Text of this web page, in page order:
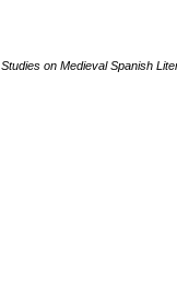
Studies on Medieval Spanish